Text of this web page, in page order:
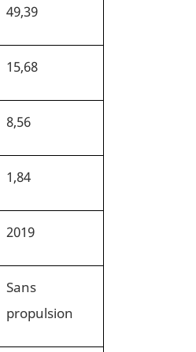
49,39
15,68
8,56
1,84
2019
Sans
propulsion